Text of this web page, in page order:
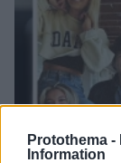
Protothema -
Information